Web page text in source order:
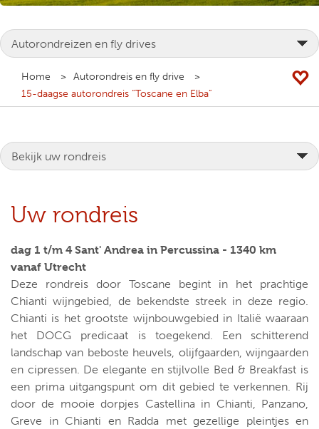
Home
Autorondreis en fly drive
15-daagse autorondreis “Toscane en Elba”
Uw rondreis
dag 1 t/m 4 Sant' Andrea in Percussina - 1340 km
vanaf Utrecht
Deze rondreis door Toscane begint in het prachtige
Chianti wijngebied, de bekendste streek in deze regio.
Chianti is het grootste wijnbouwgebied in Italië waaraan
het DOCG predicaat is toegekend. Een schitterend
landschap van beboste heuvels, olijfgaarden, wijngaarden
en cipressen. De elegante en stijlvolle Bed & Breakfast is
een prima uitgangspunt om dit gebied te verkennen. Rij
door de mooie dorpjes Castellina in Chianti, Panzano,
Greve in Chianti en Radda met gezellige pleintjes en